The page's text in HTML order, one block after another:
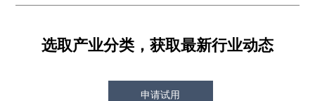
选取产业分类，获取最新行业动态
申请试用